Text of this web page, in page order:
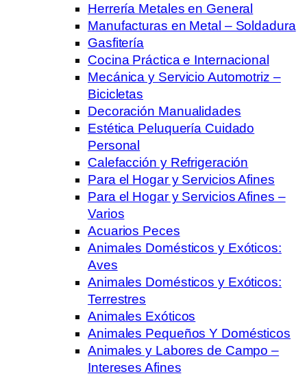
Herrería Metales en General
Manufacturas en Metal – Soldadura
Gasfitería
Cocina Práctica e Internacional
Mecánica y Servicio Automotriz –
Bicicletas
Decoración Manualidades
Estética Peluquería Cuidado
Personal
Calefacción y Refrigeración
Para el Hogar y Servicios Afines
Para el Hogar y Servicios Afines –
Varios
Acuarios Peces
Animales Domésticos y Exóticos:
Aves
Animales Domésticos y Exóticos:
Terrestres
Animales Exóticos
Animales Pequeños Y Domésticos
Animales y Labores de Campo –
Intereses Afines